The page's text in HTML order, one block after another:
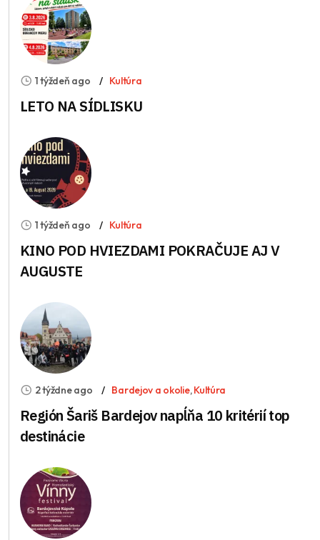
1 týždeň ago Kultúra
LETO NA SÍDLISKU
1 týždeň ago Kultúra
KINO POD HVIEZDAMI POKRAČUJE AJ V
AUGUSTE
2 týždne ago Bardejov a okolie,Kultúra
Región Šariš Bardejov napĺňa 10 kritérií top
destinácie